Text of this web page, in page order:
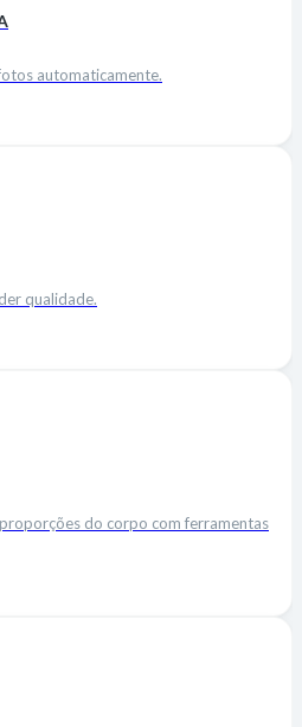
automaticamente.
qualidade.
do corpo com ferramentas